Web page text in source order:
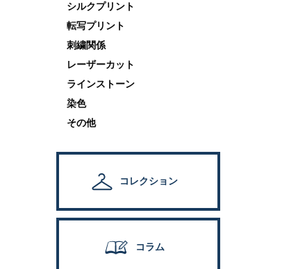
シルクプリント
転写プリント
刺繍関係
レーザーカット
ラインストーン
染色
その他
コレクション
コラム